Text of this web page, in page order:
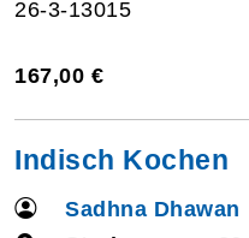
26-3-13015
167,00 €
Indisch Kochen
Sadhna Dhawan